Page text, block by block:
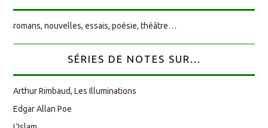
romans, nouvelles, essais, poésie, théâtre…
SÉRIES DE NOTES SUR...
Arthur Rimbaud, Les Illuminations
Edgar Allan Poe